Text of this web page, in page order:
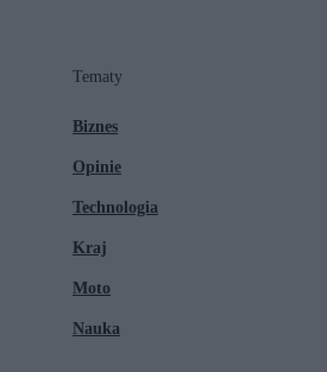
Tematy
Biznes
Opinie
Technologia
Kraj
Moto
Nauka